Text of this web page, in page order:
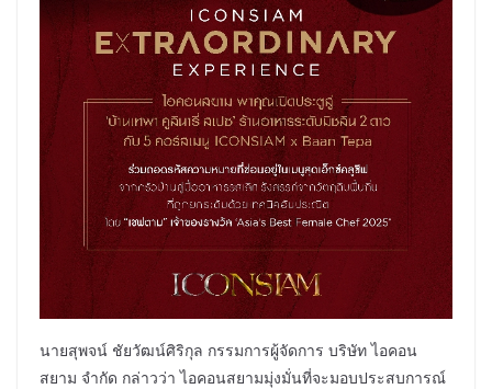
นายสุพจน์ ชัยวัฒน์ศิริกุล กรรมการผู้จัดการ บริษัท ไอคอน
สยาม จำกัด กล่าวว่า ไอคอนสยามมุ่งมั่นที่จะมอบประสบการณ์